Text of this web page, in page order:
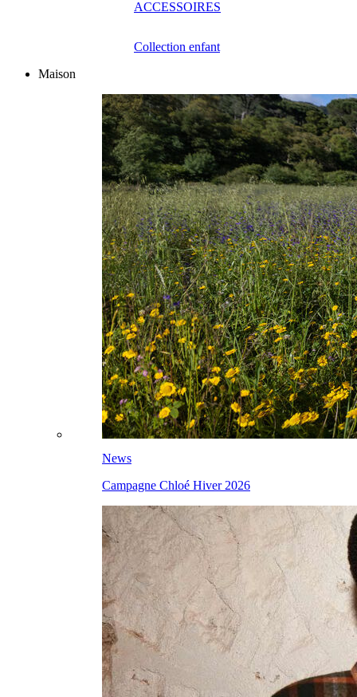
ACCESSOIRES
Collection enfant
Maison
News
Campagne Chloé Hiver 2026